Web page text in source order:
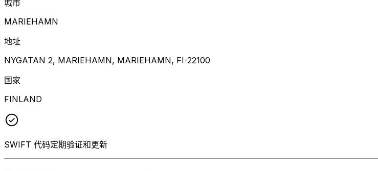
城市
MARIEHAMN
地址
NYGATAN 2, MARIEHAMN, MARIEHAMN, FI-22100
国家
FINLAND
SWIFT 代码定期验证和更新